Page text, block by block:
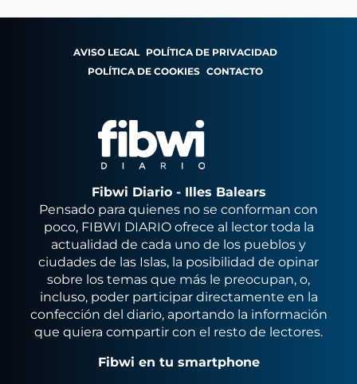
AVISO LEGAL POLÍTICA DE PRIVACIDAD
POLÍTICA DE COOKIES CONTACTO
Fibwi Diario - Illes Balears
Pensado para quienes no se conforman con
poco, FIBWI DIARIO ofrece al lector toda la
actualidad de cada uno de los pueblos y
ciudades de las Islas, la posibilidad de opinar
sobre los temas que más le preocupan, o,
incluso, poder participar directamente en la
confección del diario, aportando la información
que quiera compartir con el resto de lectores.
Fibwi en tu smartphone